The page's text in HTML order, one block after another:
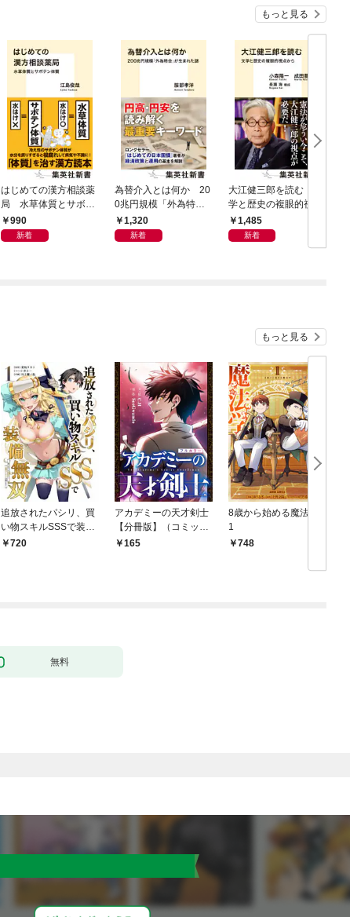
もっと見る
はじめての漢方相談薬
局 水草体質とサボテ
ン体質
990
新着
為替介入とは何か 20
0兆円規模「外為特
会」が生まれた謎
1,320
新着
大江健三郎を読む 文
学と歴史の複眼的視点
から1,485
新着
もっと見る
追放されたパシリ、買
い物スキルSSSで装備
無双 ～買ったモノを
720
アカデミーの天才剣士
【分冊版】（コミッ
ク） １話【フルカラ
165
8歳から始める魔法学
1
748
無料